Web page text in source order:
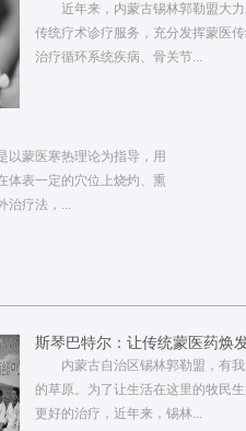
近年来，内蒙古锡林郭勒盟大
传统疗术诊疗服务，充分发挥蒙医
治疗循环系统疾病、骨关节...
以蒙医寒热理论为指导，用
体表一定的穴位上烧灼、熏
治疗法，...
斯琴巴特尔：让传统蒙医药焕发
内蒙古自治区锡林郭勒盟，有
的草原。为了让生活在这里的牧民生
更好的治疗，近年来，锡林...